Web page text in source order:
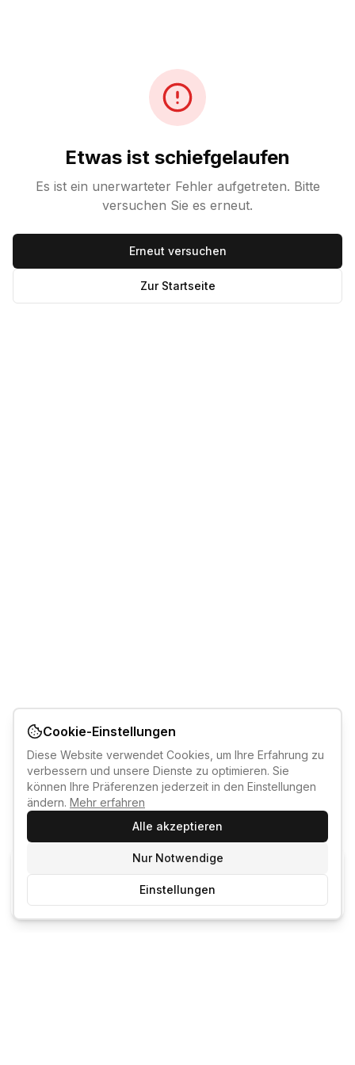
Etwas ist schiefgelaufen
Es ist ein unerwarteter Fehler aufgetreten. Bitte
versuchen Sie es erneut.
Erneut versuchen
Zur Startseite
Kostenlos anmelden um den KI-Berater zu nutzen
Cookie-Einstellungen
Diese Website verwendet Cookies, um Ihre Erfahrung zu
verbessern und unsere Dienste zu optimieren. Sie
können Ihre Präferenzen jederzeit in den Einstellungen
ändern. Mehr erfahren
Einstellungen
Nur Notwendige
Alle akzeptieren